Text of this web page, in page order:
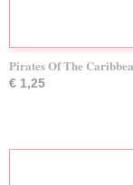
Pirates Of The
€ 1,25